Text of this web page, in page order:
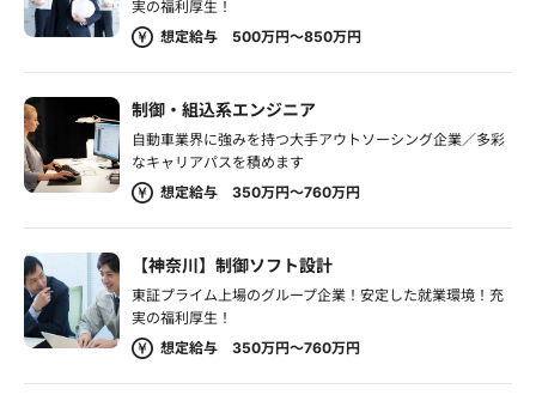
実の福利厚生！
想定給与 500万円～850万円
制御・組込系エンジニア
自動車業界に強みを持つ大手アウトソーシング企業／多彩
なキャリアパスを積めます
想定給与 350万円～760万円
【神奈川】制御ソフト設計
東証プライム上場のグループ企業！安定した就業環境！充
実の福利厚生！
想定給与 350万円～760万円